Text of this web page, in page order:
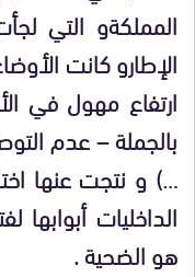
المملكةو التي
الإطارو كانت
ارتفاع مهول في
بالجملة – عدم
…) و نتجت عنها
الداخليات أبوابها
هو الضحية .